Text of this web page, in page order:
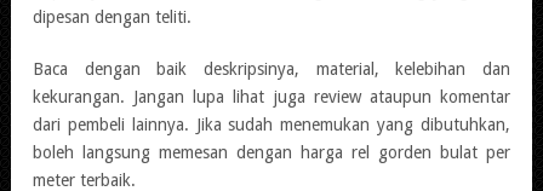
dipesan dengan teliti.
Baca dengan baik deskripsinya, material, kelebihan dan
kekurangan. Jangan lupa lihat juga review ataupun komentar
dari pembeli lainnya. Jika sudah menemukan yang dibutuhkan,
boleh langsung memesan dengan harga rel gorden bulat per
meter terbaik.